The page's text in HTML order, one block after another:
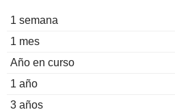
1 semana
1 mes
Año en curso
1 año
3 años